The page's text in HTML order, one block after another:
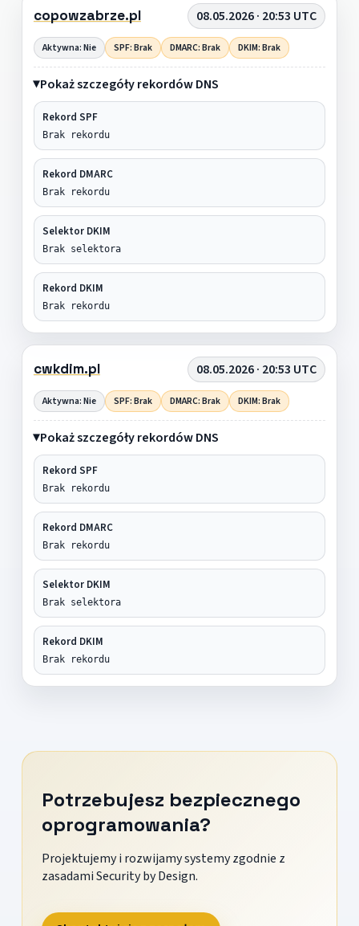
copowzabrze.pl 08.05.2026 · 20:53 UTC
Aktywna: Nie SPF: Brak DMARC: Brak DKIM: Brak
Pokaż szczegóły rekordów DNS
Rekord SPF
Brak rekordu
Rekord DMARC
Brak rekordu
Selektor DKIM
Brak selektora
Rekord DKIM
Brak rekordu
cwkdim.pl 08.05.2026 · 20:53 UTC
Aktywna: Nie SPF: Brak DMARC: Brak DKIM: Brak
Pokaż szczegóły rekordów DNS
Rekord SPF
Brak rekordu
Rekord DMARC
Brak rekordu
Selektor DKIM
Brak selektora
Rekord DKIM
Brak rekordu
Potrzebujesz bezpiecznego
oprogramowania?
Projektujemy i rozwijamy systemy zgodnie z
zasadami Security by Design.